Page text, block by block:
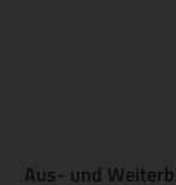
Aus- und